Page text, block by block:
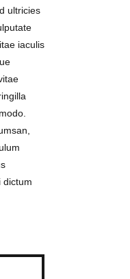
ultricies
iaculis
dictum